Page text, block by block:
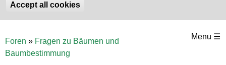
Accept all cookies
zum
Inhalt
Menu ☰
Sie
sind
Foren » Fragen zu Bäumen und
Baumbestimmung